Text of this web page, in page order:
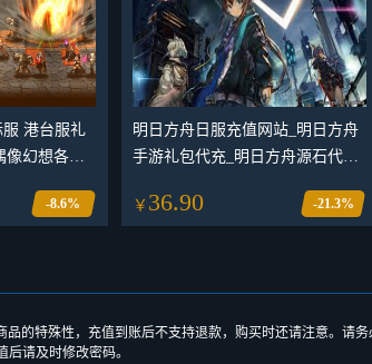
港台服礼
像幻想各种
-8.6%
明日方舟日服充值网站_明日方舟
手游礼包代充_明日方舟源石代充
￥ 36.90 -21.3%
的特殊性，充值到账后不支持退款，购买时还请注意。请
请及时修改密码。